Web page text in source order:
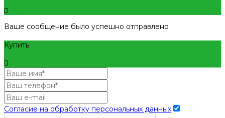
Ваше сообщение было успешно отправлено
Купить
Согласие на обработку персональных данных